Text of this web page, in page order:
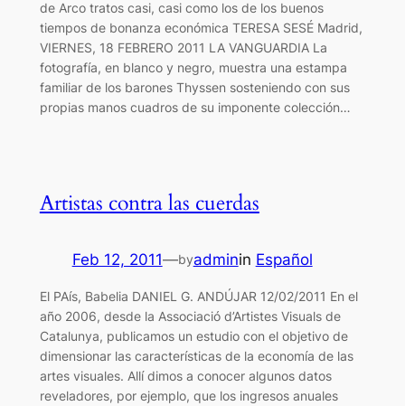
de Arco tratos casi, casi como los de los buenos
tiempos de bonanza económica TERESA SESÉ Madrid,
VIERNES, 18 FEBRERO 2011 LA VANGUARDIA La
fotografía, en blanco y negro, muestra una estampa
familiar de los barones Thyssen sosteniendo con sus
propias manos cuadros de su imponente colección…
Artistas contra las cuerdas
Feb 12, 2011—byadminin Español
El PAís, Babelia DANIEL G. ANDÚJAR 12/02/2011 En el
año 2006, desde la Associació d’Artistes Visuals de
Catalunya, publicamos un estudio con el objetivo de
dimensionar las características de la economía de las
artes visuales. Allí dimos a conocer algunos datos
reveladores, por ejemplo, que los ingresos anuales